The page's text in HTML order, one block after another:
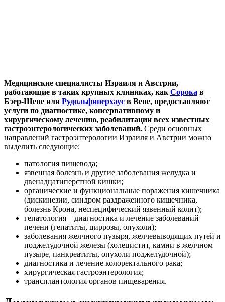
Медицинские специалисты Израиля и Австрии,
работающие в таких крупных клиниках, как Сорока в
Бэер-Шеве или Рудольфинерхаус в Вене, предоставляют
услуги по диагностике, консервативному и
хирургическому лечению, реабилитации всех известных
гастроэнтерологических заболеваний. Среди основных
направлений гастроэнтерологии Израиля и Австрии можно
выделить следующие:
патология пищевода;
язвенная болезнь и другие заболевания желудка и
двенадцатиперстной кишки;
органические и функциональные поражения кишечника
(дискинезии, синдром раздраженного кишечника,
болезнь Крона, неспецифический язвенный колит);
гепатология – диагностика и лечение заболеваний
печени (гепатиты, циррозы, опухоли);
заболевания желчного пузыря, желчевыводящих путей и
поджелудочной железы (холецистит, камни в желчном
пузыре, панкреатиты, опухоли поджелудочной);
диагностика и лечение колоректального рака;
хирургическая гастроэнтерология;
трансплантология органов пищеварения.